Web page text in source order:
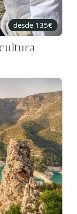
desde 135€